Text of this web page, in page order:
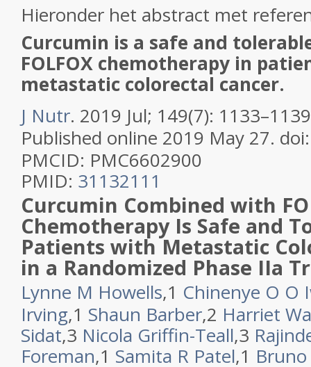
Hieronder het abstract met
Curcumin is a safe and
FOLFOX chemotherapy in
metastatic colorectal cancer.
J Nutr. 2019 Jul; 149(7):
Published online 2019 May 27.
PMCID: PMC6602900
PMID: 31132111
Curcumin Combined with
Chemotherapy Is Safe and
Patients with Metastatic
in a Randomized Phase IIa
Lynne M Howells,1 Chinenye O O
Irving,1 Shaun Barber,2 Harriet
Sidat,3 Nicola Griffin-Teall,3
Foreman,1 Samita R Patel,1